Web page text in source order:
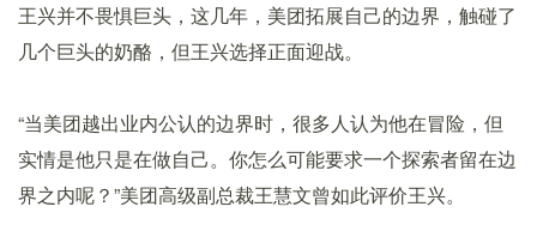
王兴并不畏惧巨头，这几年，美团拓展自己的边界，触碰了
几个巨头的奶酪，但王兴选择正面迎战。
“当美团越出业内公认的边界时，很多人认为他在冒险，但
实情是他只是在做自己。你怎么可能要求一个探索者留在边
界之内呢？”美团高级副总裁王慧文曾如此评价王兴。